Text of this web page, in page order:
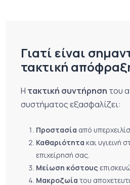
Γιατί είναι
τακτική
Η τακτική συντήρηση του
συστήματος εξασφαλίζει:
Προστασία από
Καθαριότητα και υγιεινή
επιχείρησή σας.
Μείωση κόστους
Μακροζωία του